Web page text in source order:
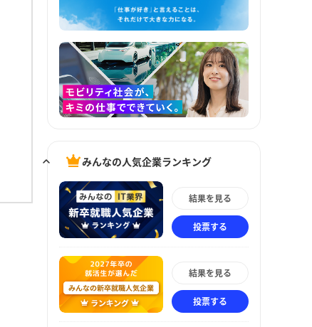
みんなの人気企業ランキング
結果を見る
投票する
結果を見る
投票する